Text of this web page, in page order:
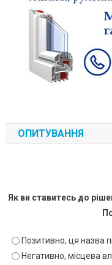
ОПИТУВАННЯ
Як ви ставитесь до
Позитивно, ця назва
Негативно, місцева